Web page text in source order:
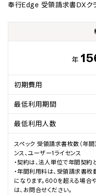
奉行Edge 受領請求書DXク
年
初期費用
最低利用期間
最低利用人数
スペック 受領請求書枚数（年間
ンス、ユーザー1ライセンス
・契約は、法人単位で年間契約
・年間利用料は、受領請求書枚
になります。600を超える場合
は、お問合せください。